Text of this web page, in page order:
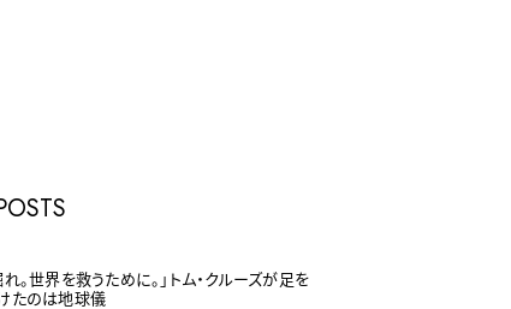
れ。世界を救うために。」トム・クルーズが足を
たのは地球儀